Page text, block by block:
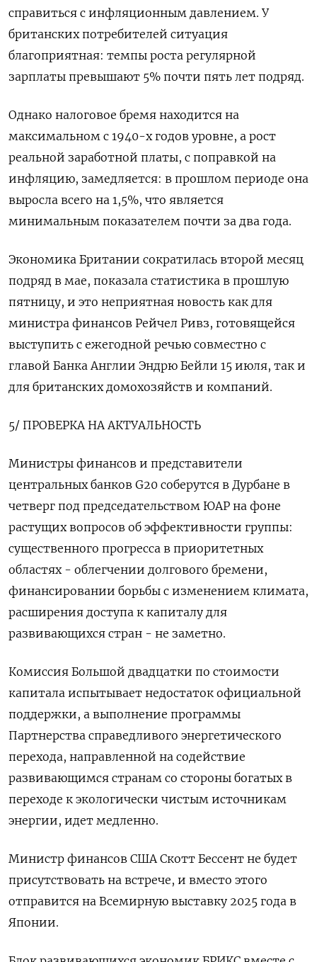
справиться с инфляционным давлением. У
британских потребителей ситуация
благоприятная: темпы роста регулярной
зарплаты превышают 5% почти пять лет подряд.
Однако налоговое бремя находится на
максимальном с 1940-х годов уровне, а рост
реальной заработной платы, с поправкой на
инфляцию, замедляется: в прошлом периоде она
выросла всего на 1,5%, что является
минимальным показателем почти за два года.
Экономика Британии сократилась второй месяц
подряд в мае, показала статистика в прошлую
пятницу, и это неприятная новость как для
министра финансов Рейчел Ривз, готовящейся
выступить с ежегодной речью совместно с
главой Банка Англии Эндрю Бейли 15 июля, так и
для британских домохозяйств и компаний.
5/ ПРОВЕРКА НА АКТУАЛЬНОСТЬ
Министры финансов и представители
центральных банков G20 соберутся в Дурбане в
четверг под председательством ЮАР на фоне
растущих вопросов об эффективности группы:
существенного прогресса в приоритетных
областях - облегчении долгового бремени,
финансировании борьбы с изменением климата,
расширения доступа к капиталу для
развивающихся стран - не заметно.
Комиссия Большой двадцатки по стоимости
капитала испытывает недостаток официальной
поддержки, а выполнение программы
Партнерства справедливого энергетического
перехода, направленной на содействие
развивающимся странам со стороны богатых в
переходе к экологически чистым источникам
энергии, идет медленно.
Министр финансов США Скотт Бессент не будет
присутствовать на встрече, и вместо этого
отправится на Всемирную выставку 2025 года в
Японии.